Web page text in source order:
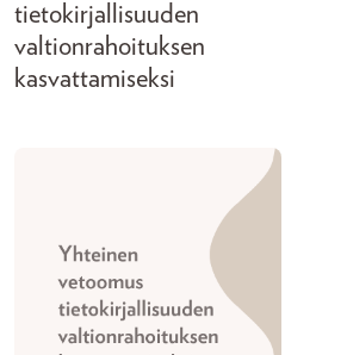
tietokirjallisuuden
valtionrahoituksen
kasvattamiseksi